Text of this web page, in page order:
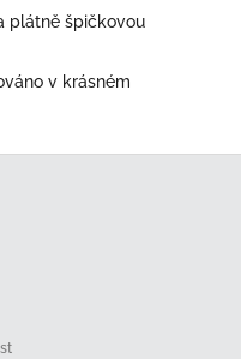
plátně špičkovou
v krásném